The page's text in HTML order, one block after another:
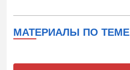
МАТЕРИАЛЫ ПО ТЕМЕ